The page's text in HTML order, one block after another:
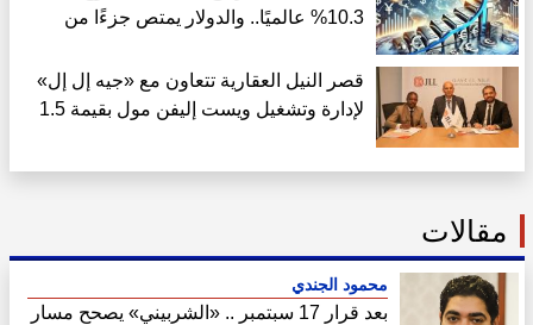
10.3% عالميًا.. والدولار يمتص جزءًا من
قصر النيل العقارية تتعاون مع «جيه إل إل»
لإدارة وتشغيل ويست إليفن مول بقيمة 1.5
مقالات
محمود الجندي
بعد قرار 17 سبتمبر .. «الشربيني» يصحح مسار